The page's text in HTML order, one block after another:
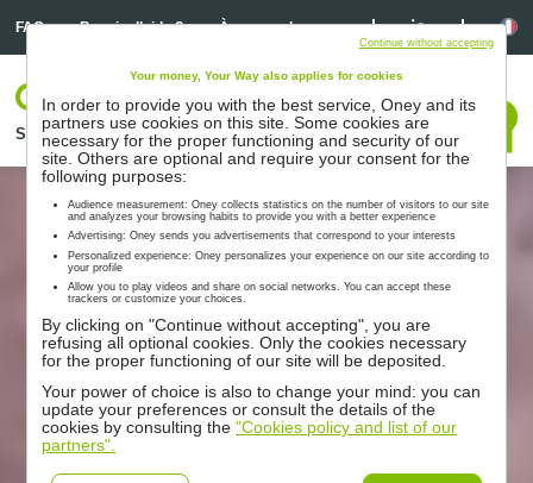
FAQ Besoin d’aide ? À propos de nous Linkedin
Linkedin
Solutions Nos partenaires Accompagnement Ressources
Votre espace
Nous contacter
Your money, Your Way also applies for cookies
In order to provide you with the best service, Oney and its
partners use cookies on this site. Some cookies are
necessary for the proper functioning and security of our
site. Others are optional and require your consent for the
following purposes:
Audience measurement: Oney collects statistics on the number of visitors to our site
and analyzes your browsing habits to provide you with a better experience
Advertising: Oney sends you advertisements that correspond to your interests
Personalized experience: Oney personalizes your experience on our site according to
your profile
Allow you to play videos and share on social networks. You can accept these
trackers or customize your choices.
By clicking on "Continue without accepting", you are
refusing all optional cookies. Only the cookies necessary
for the proper functioning of our site will be deposited.
Your power of choice is also to change your mind: you can
update your preferences or consult the details of the
cookies by consulting the"Cookies policy and list of our
partners".
Continue without accepting